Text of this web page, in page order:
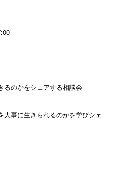
るのかをシェアする相談会
大事に生きられるのかを学びシェ